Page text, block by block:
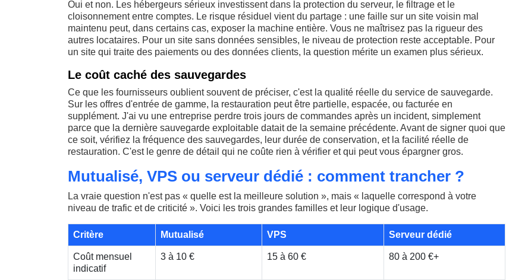
Oui et non. Les hébergeurs sérieux investissent dans la protection du serveur, le filtrage et le
cloisonnement entre comptes. Le risque résiduel vient du partage : une faille sur un site voisin mal
maintenu peut, dans certains cas, exposer la machine entière. Vous ne maîtrisez pas la rigueur des
autres locataires. Pour un site sans données sensibles, le niveau de protection reste acceptable. Pour
un site qui traite des paiements ou des données clients, la question mérite un examen plus sérieux.
Le coût caché des sauvegardes
Ce que les fournisseurs oublient souvent de préciser, c'est la qualité réelle du service de sauvegarde.
Sur les offres d'entrée de gamme, la restauration peut être partielle, espacée, ou facturée en
supplément. J'ai vu une entreprise perdre trois jours de commandes après un incident, simplement
parce que la dernière sauvegarde exploitable datait de la semaine précédente. Avant de signer quoi que
ce soit, vérifiez la fréquence des sauvegardes, leur durée de conservation, et la facilité réelle de
restauration. C'est le genre de détail qui ne coûte rien à vérifier et qui peut vous épargner gros.
Mutualisé, VPS ou serveur dédié : comment trancher ?
La vraie question n'est pas « quelle est la meilleure solution », mais « laquelle correspond à votre
niveau de trafic et de criticité ». Voici les trois grandes familles et leur logique d'usage.
Critère Mutualisé VPS Serveur dédié
Coût mensuel
indicatif
3 à 10 € 15 à 60 € 80 à 200 €+